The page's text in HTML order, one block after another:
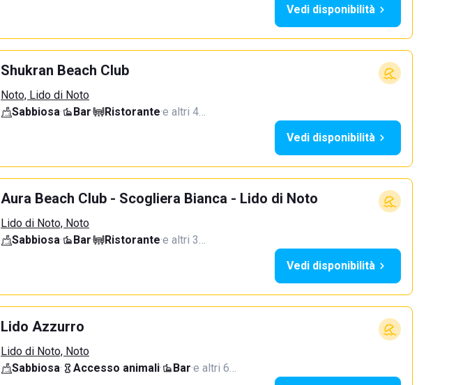
Vedi disponibilità
Shukran Beach Club
Noto, Lido di Noto
Sabbiosa· Bar· Ristorante·e altri 4…
Vedi disponibilità
Aura Beach Club - Scogliera Bianca - Lido di Noto
Lido di Noto, Noto
Sabbiosa· Bar· Ristorante·e altri 3…
Vedi disponibilità
Lido Azzurro
Lido di Noto, Noto
Sabbiosa· Accesso animali· Bar·e altri 6…